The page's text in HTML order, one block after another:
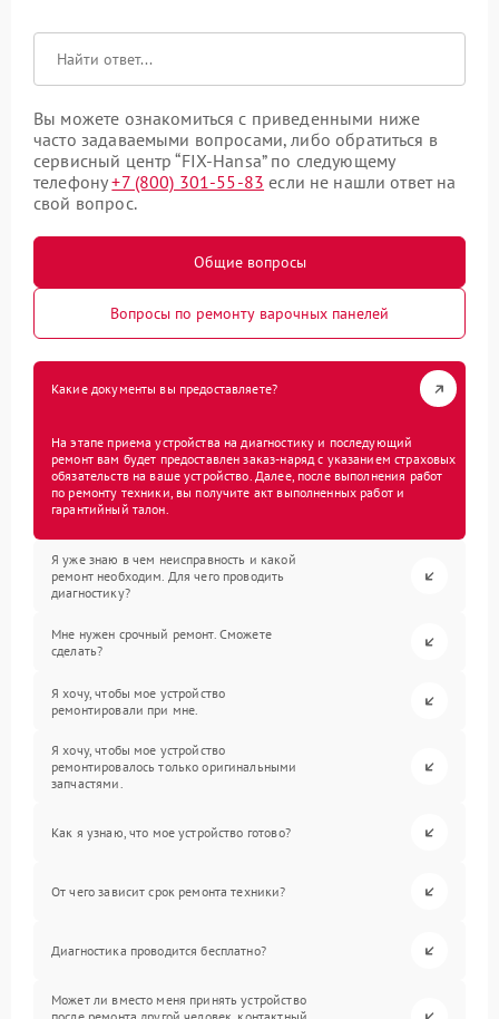
Вы можете ознакомиться с приведенными ниже
часто задаваемыми вопросами, либо обратиться в
сервисный центр “FIX-Hansa” по следующему
телефону+7 (800) 301-55-83 если не нашли ответ на
свой вопрос.
Общие вопросы
Вопросы по ремонту варочных панелей
Какие документы вы предоставляете?
На этапе приема устройства на диагностику и последующий
ремонт вам будет предоставлен заказ-наряд с указанием страховых
обязательств на ваше устройство. Далее, после выполнения работ
по ремонту техники, вы получите акт выполненных работ и
гарантийный талон.
Я уже знаю в чем неисправность и какой
ремонт необходим. Для чего проводить
диагностику?
Мне нужен срочный ремонт. Сможете
сделать?
Я хочу, чтобы мое устройство
ремонтировали при мне.
Я хочу, чтобы мое устройство
ремонтировалось только оригинальными
запчастями.
Как я узнаю, что мое устройство готово?
От чего зависит срок ремонта техники?
Диагностика проводится бесплатно?
Может ли вместо меня принять устройство